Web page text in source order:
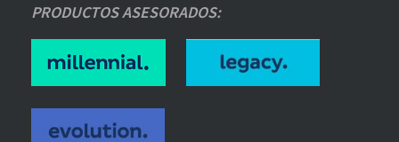
PRODUCTOS ASESORADOS: